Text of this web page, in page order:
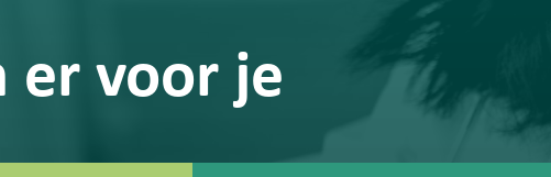
er voor je